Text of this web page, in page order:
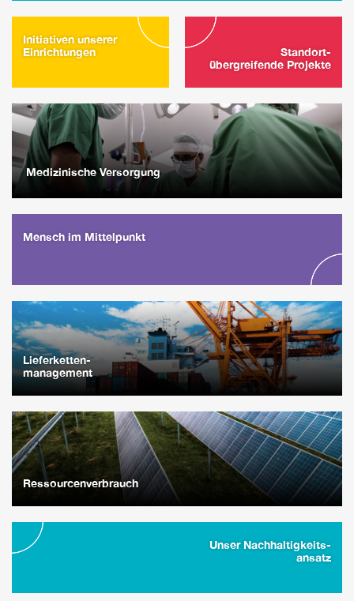
Initiativen unserer
Einrichtungen
Standort-
übergreifende Projekte
Medizinische Versorgung
Mensch im Mittelpunkt
Lieferketten-
management
Ressourcenverbrauch
Unser Nachhaltigkeits-
ansatz